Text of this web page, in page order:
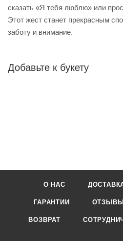
сказать «Я тебя люблю» или
Этот жест станет прекрасным
заботу и внимание.
Добавьте к букету
О НАС
ГАРАНТИИ ОТЗЫВЫ
ВОЗВРАТ